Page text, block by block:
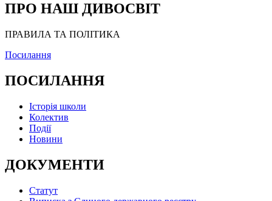
ПРО НАШ ДИВОСВІТ
ПРАВИЛА ТА ПОЛІТИКА
Посилання
ПОСИЛАННЯ
Історія школи
Колектив
Події
Новини
ДОКУМЕНТИ
Статут